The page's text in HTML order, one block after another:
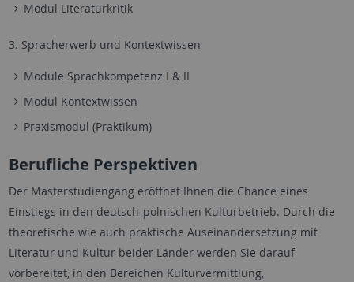
Modul Literaturkritik
3. Spracherwerb und Kontextwissen
Module Sprachkompetenz I & II
Modul Kontextwissen
Praxismodul (Praktikum)
Berufliche Perspektiven
Der Masterstudiengang eröffnet Ihnen die Chance eines
Einstiegs in den deutsch-polnischen Kulturbetrieb. Durch die
theoretische wie auch praktische Auseinandersetzung mit
Literatur und Kultur beider Länder werden Sie darauf
vorbereitet, in den Bereichen Kulturvermittlung,